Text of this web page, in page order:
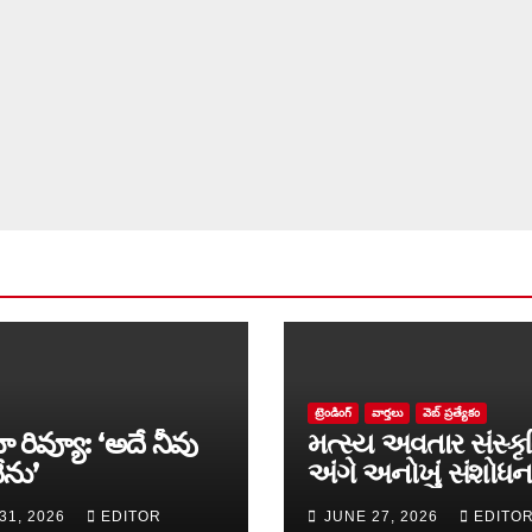
‘అదే నీవు
2026 EDITOR
ట్రెండింగ్ వార్త‌లు వెబ్ ప్రత్యేకం
મત્સ્ય અવતાર
અંગે અનોખું સંશોધન
માળખું રજૂ
JUNE 27, 2026 EDITOR